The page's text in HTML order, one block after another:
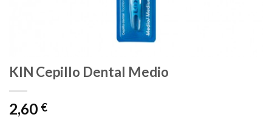
KIN Cepillo Dental Medio
2,60 €